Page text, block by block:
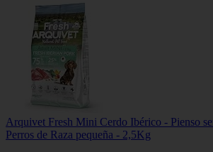
Arquivet Fresh Mini Cerdo Ibérico - Pienso
Perros de Raza pequeña - 2,5Kg